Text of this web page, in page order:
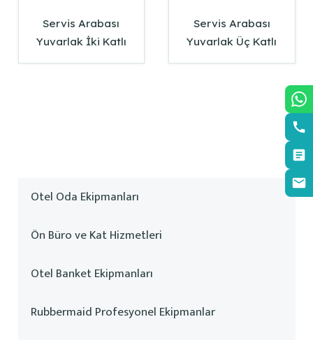
Servis Arabası
Yuvarlak İki Katlı
Servis Arabası
Yuvarlak Üç Katlı
Otel Oda Ekipmanları
Ön Büro ve Kat Hizmetleri
Otel Banket Ekipmanları
Rubbermaid Profesyonel Ekipmanlar